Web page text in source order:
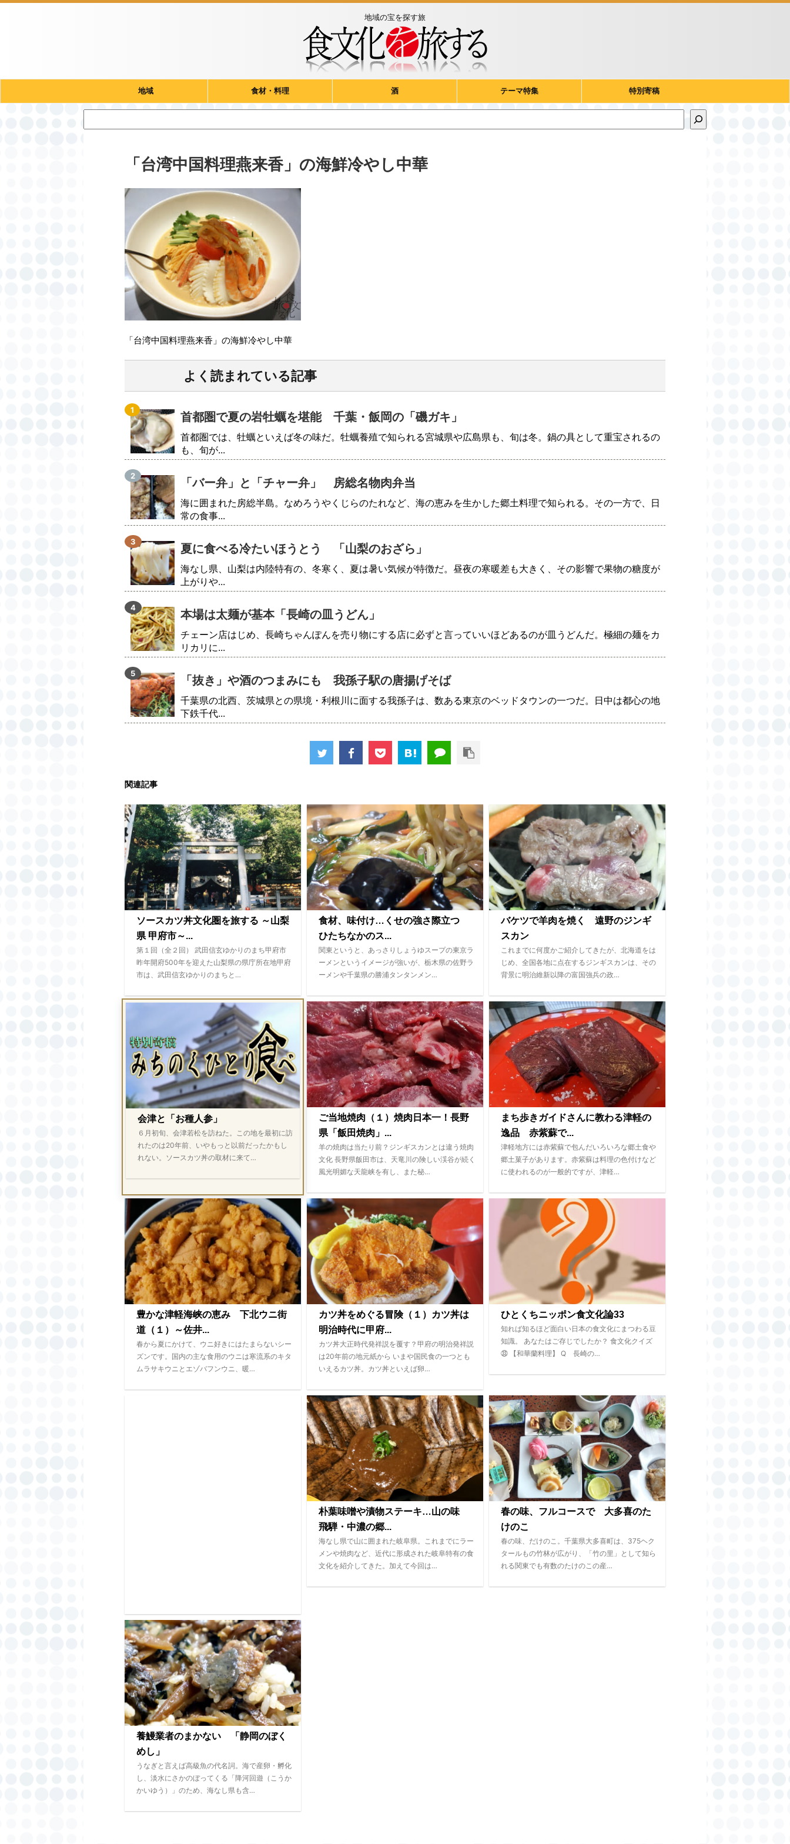
地域の宝を探す旅
地域 食材・料理 酒 テーマ特集 特別寄稿
「台湾中国料理燕来香」の海鮮冷やし中華
「台湾中国料理燕来香」の海鮮冷やし中華
よく読まれている記事
首都圏で夏の岩牡蠣を堪能 千葉・飯岡の「磯ガキ」
首都圏では、牡蠣といえば冬の味だ。牡蠣養殖で知られる宮城県や広島県も、旬は冬。鍋の具として重宝されるの
も、旬が...
「バー弁」と「チャー弁」 房総名物肉弁当
海に囲まれた房総半島。なめろうやくじらのたれなど、海の恵みを生かした郷土料理で知られる。その一方で、日
常の食事...
夏に食べる冷たいほうとう 「山梨のおざら」
海なし県、山梨は内陸特有の、冬寒く、夏は暑い気候が特徴だ。昼夜の寒暖差も大きく、その影響で果物の糖度が
上がりや...
本場は太麺が基本「長崎の皿うどん」
チェーン店はじめ、長崎ちゃんぽんを売り物にする店に必ずと言っていいほどあるのが皿うどんだ。極細の麺をカ
リカリに...
「抜き」や酒のつまみにも 我孫子駅の唐揚げそば
千葉県の北西、茨城県との県境・利根川に面する我孫子は、数ある東京のベッドタウンの一つだ。日中は都心の地
下鉄千代...
関連記事
ソースカツ丼文化圏を旅する ～山梨
県 甲府市～...
第１回（全２回） 武田信玄ゆかりのまち甲府市
昨年開府500年を迎えた山梨県の県庁所在地甲府
市は、武田信玄ゆかりのまちと…
食材、味付け…くせの強さ際立つ
ひたちなかのス...
関東というと、あっさりしょうゆスープの東京ラ
ーメンというイメージが強いが、栃木県の佐野ラ
ーメンや千葉県の勝浦タンタンメン…
バケツで羊肉を焼く 遠野のジンギ
スカン
これまでに何度かご紹介してきたが、北海道をは
じめ、全国各地に点在するジンギスカンは、その
背景に明治維新以降の富国強兵の政…
会津と「お種人参」
６月初旬、会津若松を訪ねた。この地を最初に訪
れたのは20年前、いやもっと以前だったかもし
れない。ソースカツ丼の取材に来て…
ご当地焼肉（１）焼肉日本一！長野
県「飯田焼肉」...
羊の焼肉は当たり前？ジンギスカンとは違う焼肉
文化 長野県飯田市は、天竜川の険しい渓谷が続く
風光明媚な天龍峡を有し、また秘…
まち歩きガイドさんに教わる津軽の
逸品 赤紫蘇で...
津軽地方には赤紫蘇で包んだいろいろな郷土食や
郷土菓子があります。赤紫蘇は料理の色付けなど
に使われるのが一般的ですが、津軽…
豊かな津軽海峡の恵み 下北ウニ街
道（１）～佐井...
春から夏にかけて、ウニ好きにはたまらないシー
ズンです。国内の主な食用のウニは寒流系のキタ
ムラサキウニとエゾバフンウニ、暖…
カツ丼をめぐる冒険（１）カツ丼は
明治時代に甲府...
カツ丼大正時代発祥説を覆す？甲府の明治発祥説
は20年前の地元紙から いまや国民食の一つとも
いえるカツ丼。カツ丼といえば卵…
ひとくちニッポン食文化論33
知れば知るほど面白い日本の食文化にまつわる豆
知識。 あなたはご存じでしたか？ 食文化クイズ
㉝ 【和華蘭料理】 Q 長崎の…
朴葉味噌や漬物ステーキ…山の味
飛騨・中濃の郷...
海なし県で山に囲まれた岐阜県。これまでにラー
メンや焼肉など、近代に形成された岐阜特有の食
文化を紹介してきた。加えて今回は…
春の味、フルコースで 大多喜のた
けのこ
春の味、だけのこ。千葉県大多喜町は、375ヘク
タールもの竹林が広がり、「竹の里」として知ら
れる関東でも有数のたけのこの産…
養鰻業者のまかない 「静岡のぼく
めし」
うなぎと言えば高級魚の代名詞。海で産卵・孵化
し、淡水にさかのぼってくる「降河回遊（こうか
かいゆう）」のため、海なし県も含…